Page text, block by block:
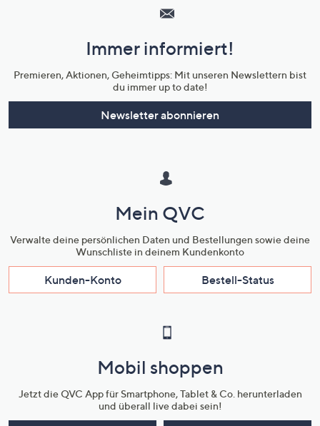
Unternehmensinformationen
Immer informiert!
Premieren, Aktionen, Geheimtipps: Mit unseren Newslettern bist
du immer up to date!
Newsletter abonnieren
Mein QVC
Verwalte deine persönlichen Daten und Bestellungen sowie deine
Wunschliste in deinem Kundenkonto
Kunden-Konto Bestell-Status
Mobil shoppen
Jetzt die QVC App für Smartphone, Tablet & Co. herunterladen
und überall live dabei sein!